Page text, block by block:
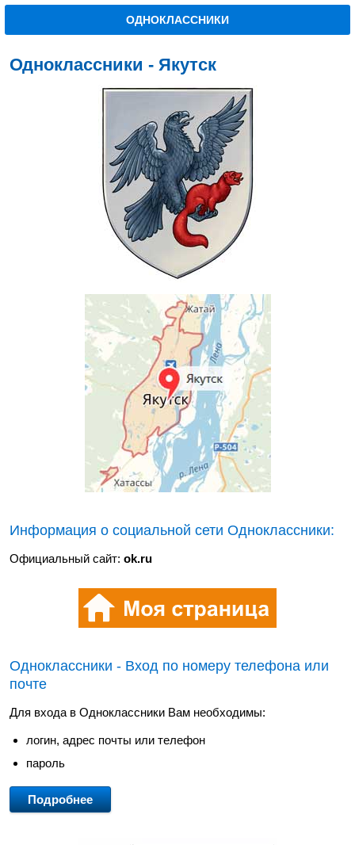
ОДНОКЛАССНИКИ
Одноклассники - Якутск
Информация о социальной сети Одноклассники:
Официальный сайт: ok.ru
Одноклассники - Вход по номеру телефона или
почте
Для входа в Одноклассники Вам необходимы:
логин, адрес почты или телефон
пароль
Подробнее